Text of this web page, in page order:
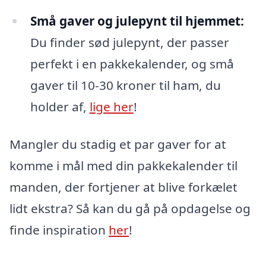
Små gaver og julepynt til hjemmet:
Du finder sød julepynt, der passer
perfekt i en pakkekalender, og små
gaver til 10-30 kroner til ham, du
holder af, lige her!
Mangler du stadig et par gaver for at
komme i mål med din pakkekalender til
manden, der fortjener at blive forkælet
lidt ekstra? Så kan du gå på opdagelse og
finde inspiration her!